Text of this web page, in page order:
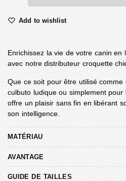
Add to wishlist
Enrichissez la vie de votre canin en
avec notre distributeur croquette
Que ce soit pour être utilisé comme
culbuto ludique ou simplement
offre un plaisir sans fin en libérant
son intelligence.
MATÉRIAU
AVANTAGE
GUIDE DE TAILLES